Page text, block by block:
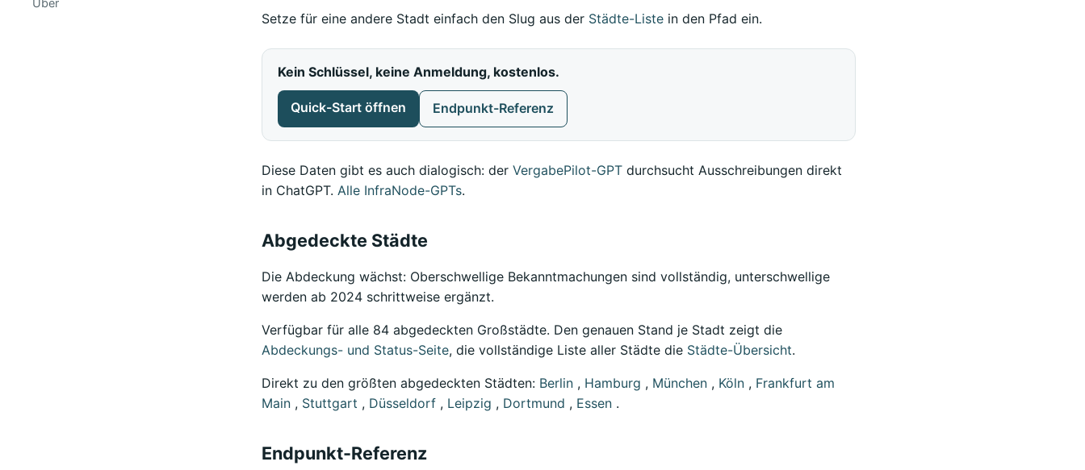
Setze für eine andere Stadt einfach den Slug aus der Städte-Liste in den Pfad ein.
Kein Schlüssel, keine Anmeldung, kostenlos.
Quick-Start öffnen Endpunkt-Referenz
Diese Daten gibt es auch dialogisch: der VergabePilot-GPT durchsucht Ausschreibungen direkt
in ChatGPT. Alle InfraNode-GPTs.
Abgedeckte Städte
Die Abdeckung wächst: Oberschwellige Bekanntmachungen sind vollständig, unterschwellige
werden ab 2024 schrittweise ergänzt.
Verfügbar für alle 84 abgedeckten Großstädte. Den genauen Stand je Stadt zeigt die
Abdeckungs- und Status-Seite, die vollständige Liste aller Städte die Städte-Übersicht.
Direkt zu den größten abgedeckten Städten: Berlin , Hamburg , München , Köln , Frankfurt am
Main , Stuttgart , Düsseldorf , Leipzig , Dortmund , Essen .
Endpunkt-Referenz